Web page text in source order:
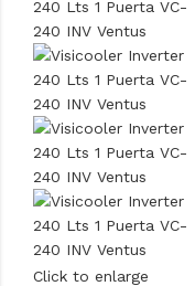
Click to enlarge